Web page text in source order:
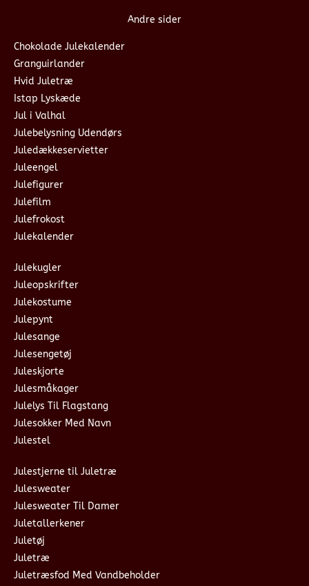
Andre sider
Chokolade Julekalender
Granguirlander
Hvid Juletræ
Istap Lyskæde
Jul i Valhal
Julebelysning Udendørs
Juledækkeservietter
Juleengel
Julefigurer
Julefilm
Julefrokost
Julekalender
Julekugler
Juleopskrifter
Julekostume
Julepynt
Julesange
Julesengetøj
Juleskjorte
Julesmåkager
Julelys Til Flagstang
Julesokker Med Navn
Julestel
Julestjerne til Juletræ
Julesweater
Julesweater Til Damer
Juletallerkener
Juletøj
Juletræ
Juletræsfod Med Vandbeholder